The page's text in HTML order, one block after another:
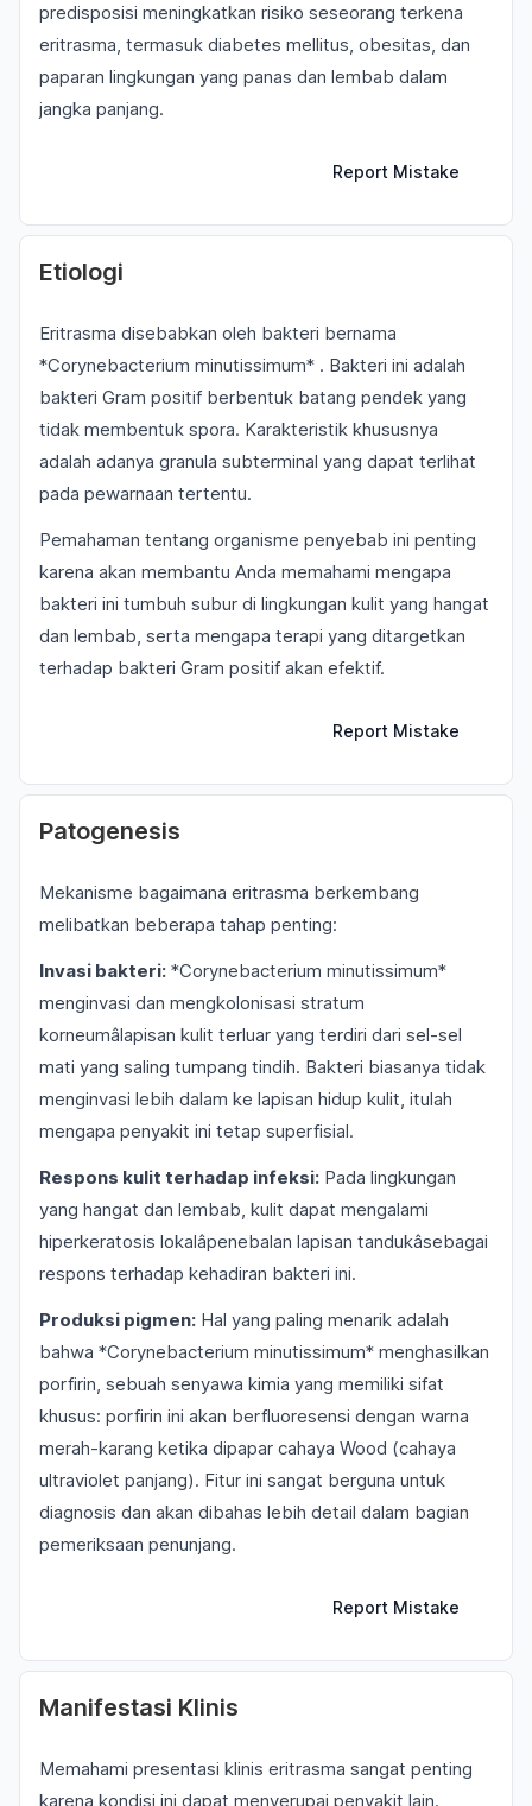
predisposisi meningkatkan risiko seseorang terkena
eritrasma, termasuk diabetes mellitus, obesitas, dan
paparan lingkungan yang panas dan lembab dalam
jangka panjang.
Report Mistake
Etiologi
Eritrasma disebabkan oleh bakteri bernama
*Corynebacterium minutissimum* . Bakteri ini adalah
bakteri Gram positif berbentuk batang pendek yang
tidak membentuk spora. Karakteristik khususnya
adalah adanya granula subterminal yang dapat terlihat
pada pewarnaan tertentu.
Pemahaman tentang organisme penyebab ini penting
karena akan membantu Anda memahami mengapa
bakteri ini tumbuh subur di lingkungan kulit yang hangat
dan lembab, serta mengapa terapi yang ditargetkan
terhadap bakteri Gram positif akan efektif.
Report Mistake
Patogenesis
Mekanisme bagaimana eritrasma berkembang
melibatkan beberapa tahap penting:
Invasi bakteri: *Corynebacterium minutissimum*
menginvasi dan mengkolonisasi stratum
korneumâlapisan kulit terluar yang terdiri dari sel-sel
mati yang saling tumpang tindih. Bakteri biasanya tidak
menginvasi lebih dalam ke lapisan hidup kulit, itulah
mengapa penyakit ini tetap superfisial.
Respons kulit terhadap infeksi: Pada lingkungan
yang hangat dan lembab, kulit dapat mengalami
hiperkeratosis lokalâpenebalan lapisan tandukâsebagai
respons terhadap kehadiran bakteri ini.
Produksi pigmen: Hal yang paling menarik adalah
bahwa *Corynebacterium minutissimum* menghasilkan
porfirin, sebuah senyawa kimia yang memiliki sifat
khusus: porfirin ini akan berfluoresensi dengan warna
merah-karang ketika dipapar cahaya Wood (cahaya
ultraviolet panjang). Fitur ini sangat berguna untuk
diagnosis dan akan dibahas lebih detail dalam bagian
pemeriksaan penunjang.
Report Mistake
Manifestasi Klinis
Memahami presentasi klinis eritrasma sangat penting
karena kondisi ini dapat menyerupai penyakit lain.